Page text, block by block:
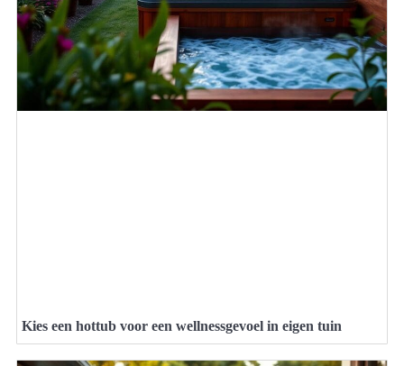
Kies een hottub voor een wellnessgevoel in eigen tuin